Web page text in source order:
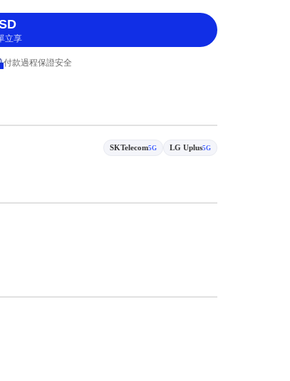
立享
付款過程保證安全
SKTelecom5G LG Uplus5G